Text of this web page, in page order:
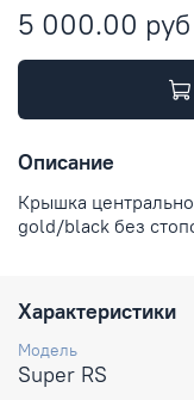
5 000.00 руб
Описание
Крышка
gold/black без
Характеристики
Модель
Super RS